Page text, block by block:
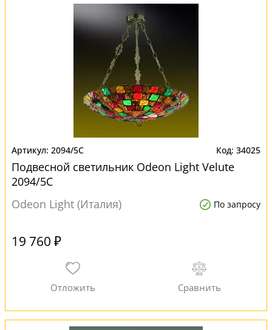
2094/5C 34025
Подвесной светильник Odeon Light Velute
2094/5C
Odeon Light (Италия)
По запросу
19 760 ₽